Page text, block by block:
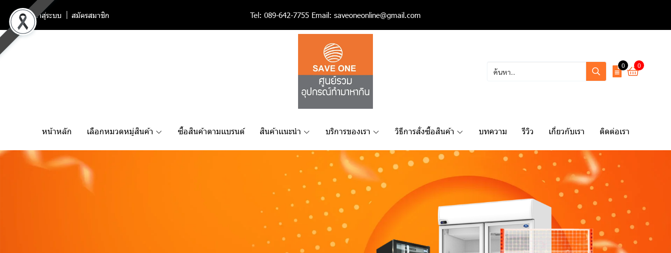
เข้าสู่ระบบ สมัครสมาชิก Tel: 089-642-7755 Email: saveoneonline@gmail.com
0 0
หน้าหลัก เลือกหมวดหมู่สินค้า ซื้อสินค้าตามเเบรนด์ สินค้าเเนะนำ บริการของเรา วิธีการสั่งซื้อสินค้า บทความ รีวิว เกี่ยวกับเรา ติดต่อเรา